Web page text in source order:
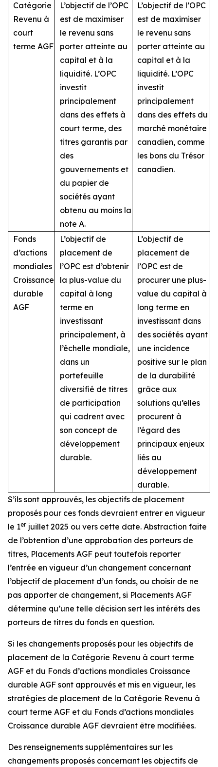
Catégorie
Revenu à
court
terme AGF
L’objectif de l’OPC
est de maximiser
le revenu sans
porter atteinte au
capital et à la
liquidité. L’OPC
investit
principalement
dans des effets à
court terme, des
titres garantis par
des
gouvernements et
du papier de
sociétés ayant
obtenu au moins la
note A.
L’objectif de l’OPC
est de maximiser
le revenu sans
porter atteinte au
capital et à la
liquidité. L’OPC
investit
principalement
dans des effets du
marché monétaire
canadien, comme
les bons du Trésor
canadien.
Fonds
d’actions
mondiales
Croissance
durable
AGF
L’objectif de
placement de
l’OPC est d’obtenir
la plus-value du
capital à long
terme en
investissant
principalement, à
l’échelle mondiale,
dans un
portefeuille
diversifié de titres
de participation
qui cadrent avec
son concept de
développement
durable.
L’objectif de
placement de
l’OPC est de
procurer une plus-
value du capital à
long terme en
investissant dans
des sociétés ayant
une incidence
positive sur le plan
de la durabilité
grâce aux
solutions qu’elles
procurent à
l’égard des
principaux enjeux
liés au
développement
durable.
S’ils sont approuvés, les objectifs de placement
proposés pour ces fonds devraient entrer en vigueur
le 1er juillet 2025 ou vers cette date. Abstraction faite
de l’obtention d’une approbation des porteurs de
titres, Placements AGF peut toutefois reporter
l’entrée en vigueur d’un changement concernant
l’objectif de placement d’un fonds, ou choisir de ne
pas apporter de changement, si Placements AGF
détermine qu’une telle décision sert les intérêts des
porteurs de titres du fonds en question.
Si les changements proposés pour les objectifs de
placement de la Catégorie Revenu à court terme
AGF et du Fonds d’actions mondiales Croissance
durable AGF sont approuvés et mis en vigueur, les
stratégies de placement de la Catégorie Revenu à
court terme AGF et du Fonds d’actions mondiales
Croissance durable AGF devraient être modifiées.
Des renseignements supplémentaires sur les
changements proposés concernant les objectifs de